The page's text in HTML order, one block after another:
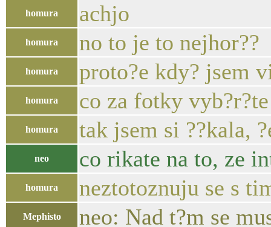
homura achjo
homura no to je to nejhor??
homura proto?e kdy? jsem
homura co za fotky vyb?r?te
homura tak jsem si ??kala,
neo co rikate na to, ze
homura neztotoznuju se s
Mephisto neo: Nad t?m se